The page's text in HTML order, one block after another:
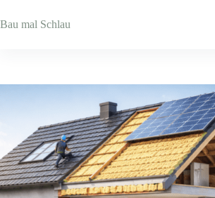
Inhalt
springen
Bau mal Schlau